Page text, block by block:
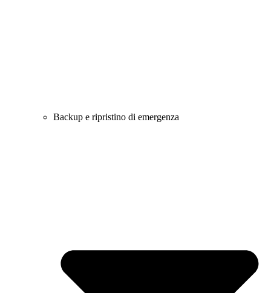
Backup e ripristino di emergenza